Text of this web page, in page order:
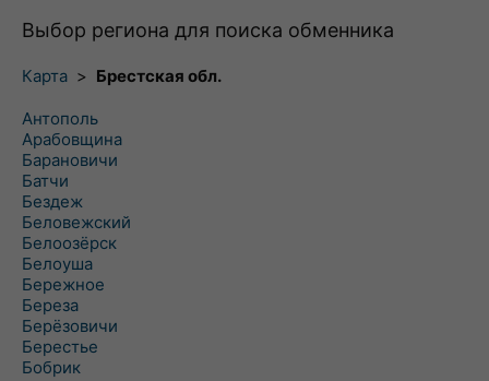
Выбор региона для поиска обменника
Карта > Брестская обл.
Антополь
Арабовщина
Барановичи
Батчи
Бездеж
Беловежский
Белоозёрск
Белоуша
Бережное
Береза
Берёзовичи
Берестье
Бобрик